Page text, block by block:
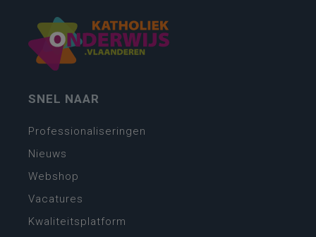
SNEL NAAR
Professionaliseringen
Nieuws
Webshop
Vacatures
Kwaliteitsplatform